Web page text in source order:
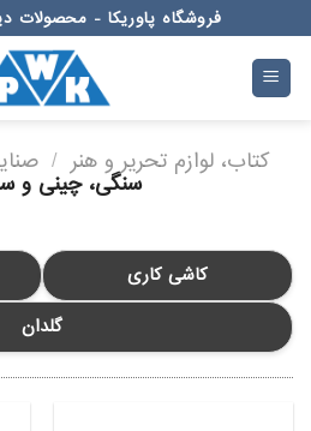
to
content
فروشگاه پاوریکا - محصولات
کتاب، لوازم تحریر و هنر /
سنگی، چینی و
کاشی کاری
گلدان